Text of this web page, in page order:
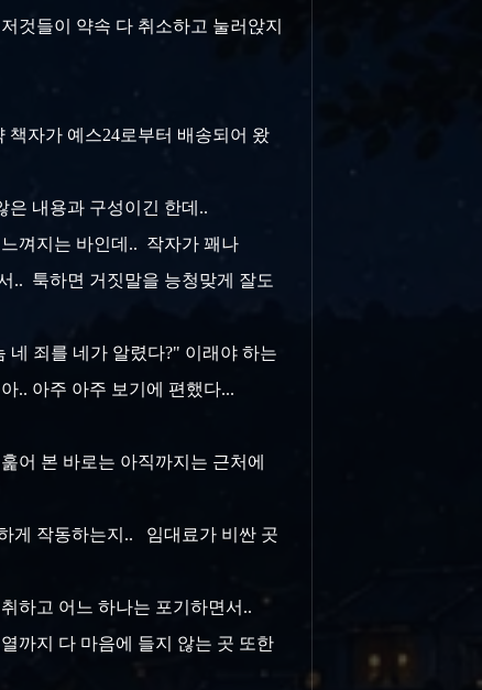
것들이 약속 다 취소하고 눌러앉지
책자가 예스24로부터 배송되어 왔
내용과 구성이긴 한데..
껴지는 바인데.. 작자가 꽤나
.. 툭하면 거짓말을 능청맞게 잘도
죄를 네가 알렸다?" 이래야 하는
.. 아주 아주 보기에 편했다...
어 본 바로는 아직까지는 근처에
게 작동하는지.. 임대료가 비싼 곳
하고 어느 하나는 포기하면서..
까지 다 마음에 들지 않는 곳 또한